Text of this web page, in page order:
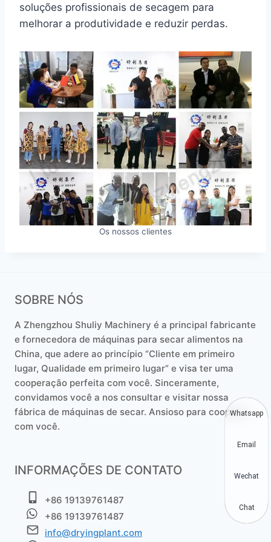
soluções profissionais de secagem para
melhorar a produtividade e reduzir perdas.
Os nossos clientes
SOBRE NÓS
A Zhengzhou Shuliy Machinery é a principal fabricante
e fornecedora de máquinas para secar alimentos na
China, que adere ao princípio “Cliente em primeiro
lugar, Qualidade em primeiro lugar” e visa ter uma
cooperação perfeita com você. Sinceramente,
convidamos você a nos consultar e visitar nossa
fábrica de máquinas de secar. Ansioso para cooperar
com você.
INFORMAÇÕES DE CONTATO
+86 19139761487
+86 19139761487
info@dryingplant.com
Whatsapp
Email
Wechat
Chat